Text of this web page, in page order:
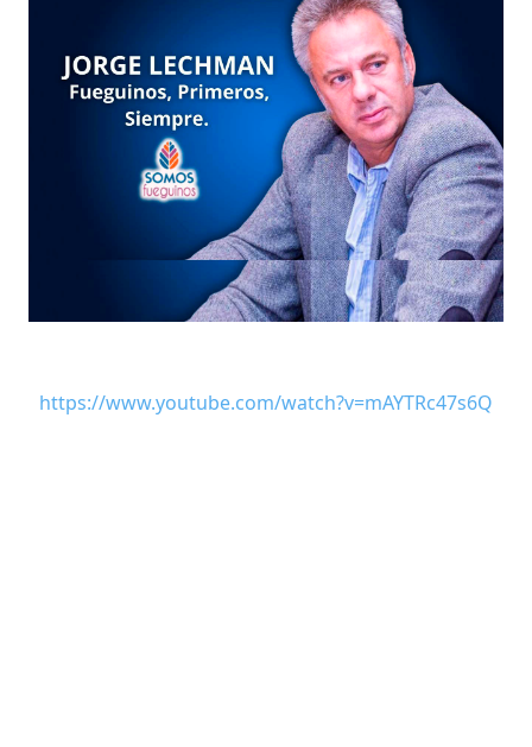
https://www.youtube.com/watch?v=mAYTRc47s6Q